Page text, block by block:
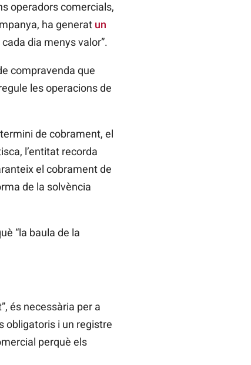
operadors comercials,
ha generat un
dia menys valor”.
compravenda que
les operacions de
de cobrament, el
l’entitat recorda
el cobrament de
de la solvència
“la baula de la
és necessària per a
obligatoris i un registre
perquè els